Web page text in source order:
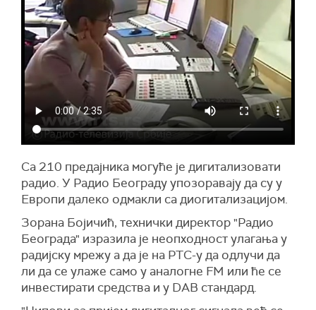
Са 210 предајника могуће је дигитализовати
радио. У Радио Београду упозоравају да су у
Европи далеко одмакли са диогитализацијом.
Зорана Бојичић, технички директор "Радио
Београда" изразила је неопходност улагања у
радијску мрежу а да је на РТС-у да одлучи да
ли да се улаже само у аналогне FM или ће се
инвестирати средства и у DAB стандард.